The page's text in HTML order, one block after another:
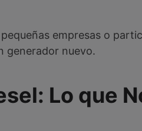
empresas o
generador nuevo.
Lo que